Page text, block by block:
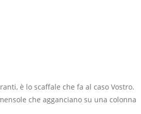
è lo scaffale che fa al caso Vostro.
che agganciano su una colonna